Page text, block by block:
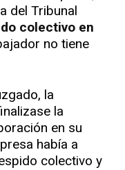
del Tribunal
colectivo en
no tiene
la
la
en su
había a
colectivo y